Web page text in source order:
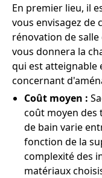
En premier lieu, il
vous envisagez de
rénovation de salle
vous donnera la
qui est atteignable
concernant
Coût moyen :
coût moyen des
de bain varie
fonction de la
complexité des
matériaux